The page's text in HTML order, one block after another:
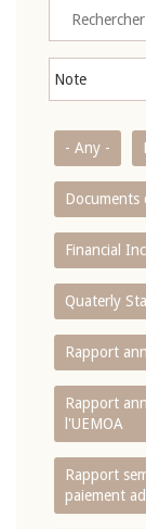
- Any -
Documents
Financial
Quaterly
Rapport
Rapport
l'UEMOA
Rapport
paiement